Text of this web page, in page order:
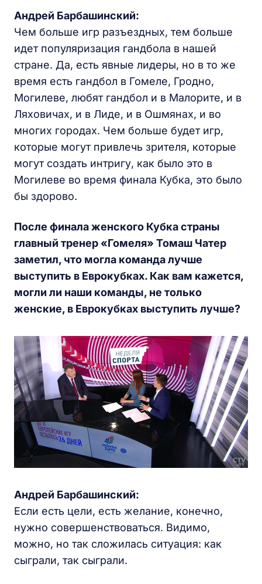
Андрей Барбашинский:
Чем больше игр разъездных, тем больше
идет популяризация гандбола в нашей
стране. Да, есть явные лидеры, но в то же
время есть гандбол в Гомеле, Гродно,
Могилеве, любят гандбол и в Малорите, и в
Ляховичах, и в Лиде, и в Ошмянах, и во
многих городах. Чем больше будет игр,
которые могут привлечь зрителя, которые
могут создать интригу, как было это в
Могилеве во время финала Кубка, это было
бы здорово.
После финала женского Кубка страны
главный тренер «Гомеля» Томаш Чатер
заметил, что могла команда лучше
выступить в Еврокубках. Как вам кажется,
могли ли наши команды, не только
женские, в Еврокубках выступить лучше?
Андрей Барбашинский:
Если есть цели, есть желание, конечно,
нужно совершенствоваться. Видимо,
можно, но так сложилась ситуация: как
сыграли, так сыграли.